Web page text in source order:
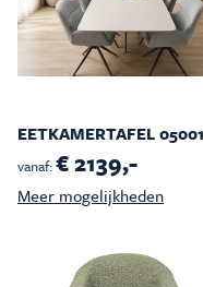
EETKAMERTAFEL
vanaf:€ 2139,-
Meer mogelijkheden